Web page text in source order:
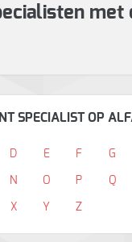
met
SPECIALIST OP
D E F G
N O P Q
X Y Z